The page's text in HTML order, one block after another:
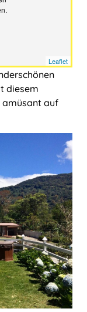
Leaflet
diesem
amüsant auf